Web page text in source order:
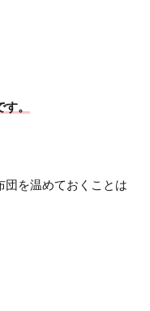
。
団を温めておくことは